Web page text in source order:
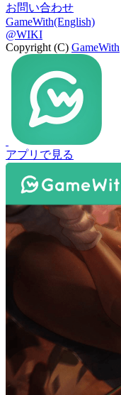
お問い合わせ
GameWith(English)
@WIKI
Copyright (C) GameWith
アプリで見る